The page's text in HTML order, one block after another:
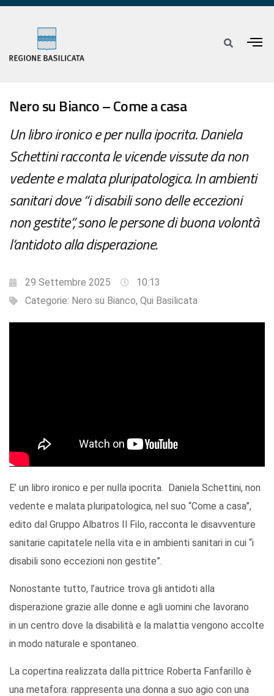
Nero su Bianco – Come a casa
Un libro ironico e per nulla ipocrita. Daniela
Schettini racconta le vicende vissute da non
vedente e malata pluripatologica. In ambienti
sanitari dove “i disabili sono delle eccezioni
non gestite”, sono le persone di buona volontà
l’antidoto alla disperazione.
29 Settembre 2025
10:13
Categorie: Nero su Bianco, Qui Basilicata
E’ un libro ironico e per nulla ipocrita. Daniela Schettini, non
vedente e malata pluripatologica, nel suo “Come a casa”,
edito dal Gruppo Albatros Il Filo, racconta le disavventure
sanitarie capitatele nella vita e in ambienti sanitari in cui “i
disabili sono eccezioni non gestite”.
Nonostante tutto, l’autrice trova gli antidoti alla
disperazione grazie alle donne e agli uomini che lavorano
in un centro dove la disabilità e la malattia vengono accolte
in modo naturale e spontaneo.
La copertina realizzata dalla pittrice Roberta Fanfarillo è
una metafora: rappresenta una donna a suo agio con una